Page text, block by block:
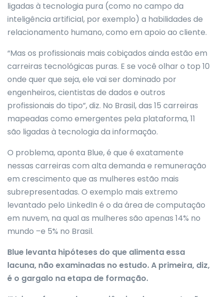
ligadas à tecnologia pura (como no campo da
inteligência artificial, por exemplo) a habilidades de
relacionamento humano, como em apoio ao cliente.
“Mas os profissionais mais cobiçados ainda estão em
carreiras tecnológicas puras. E se você olhar o top 10
onde quer que seja, ele vai ser dominado por
engenheiros, cientistas de dados e outros
profissionais do tipo”, diz. No Brasil, das 15 carreiras
mapeadas como emergentes pela plataforma, 11
são ligadas à tecnologia da informação.
O problema, aponta Blue, é que é exatamente
nessas carreiras com alta demanda e remuneração
em crescimento que as mulheres estão mais
subrepresentadas. O exemplo mais extremo
levantado pelo LinkedIn é o da área de computação
em nuvem, na qual as mulheres são apenas 14% no
mundo –e 5% no Brasil.
Blue levanta hipóteses do que alimenta essa
lacuna, não examinadas no estudo. A primeira, diz,
é o gargalo na etapa de formação.